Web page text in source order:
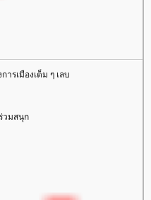
รเมืองเต็ม ๆ เลบ
วมสนุก